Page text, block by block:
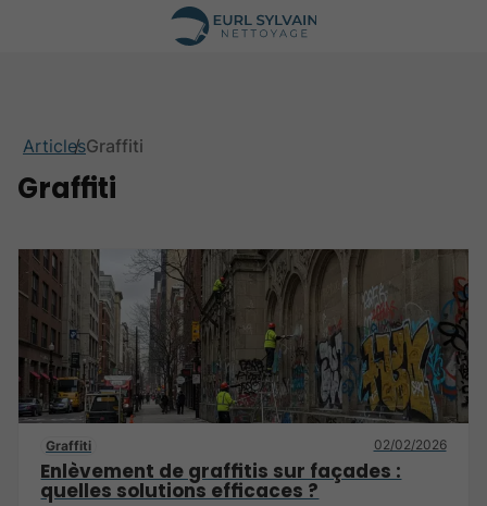
ArticlesGraffiti
Graffiti
Graffiti 02/02/2026
Enlèvement de graffitis sur façades :
quelles solutions efficaces ?